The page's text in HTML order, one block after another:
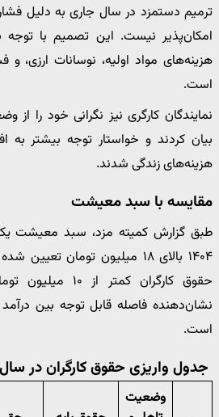
ترمیم دستمزد در سال جاری به دلیل
امکان‌پذیر نیست. این تصمیم با توجه
هزینه‌های مواد اولیه، نوسانات ارزی، و
است.
نمایندگان کارگری نیز نگرانی خود را
بیان کردند و خواستار توجه بیشتر به
هزینه‌های زندگی شدند.
مقایسه با سبد معیشت
۱۴۰۴ بالای ۱۸ میلیون تومان
حقوق کارگران
نشان‌دهنده فاصله قابل توجه بین درآمد
است.
جدول واریزی حقوق کارگران در سال ۱۴۰۴
وضعیت